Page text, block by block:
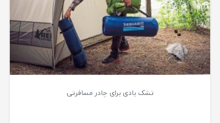
تشک بادی برای چادر مسافرتی